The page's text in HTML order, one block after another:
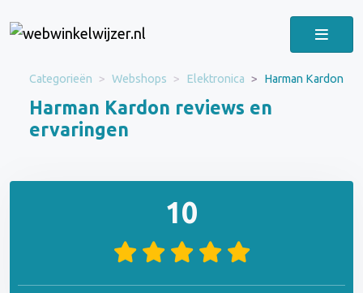
Categorieën Webshops Elektronica Harman Kardon
Harman Kardon reviews en
ervaringen
10